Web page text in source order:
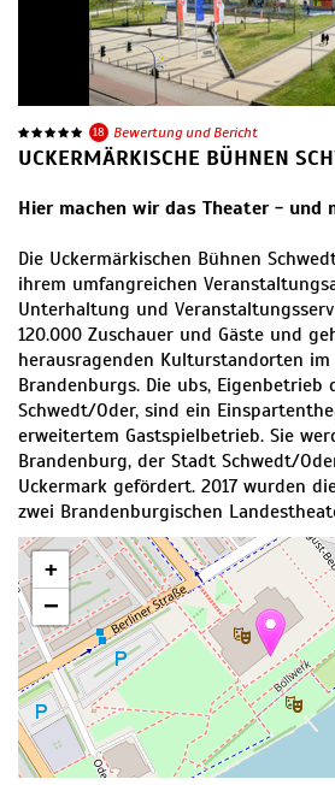
18 Bewertung und Bericht
UCKERMÄRKISCHE BÜHNEN
Hier machen wir das Theater - und
Die Uckermärkischen Bühnen
ihrem umfangreichen
Unterhaltung und
120.000 Zuschauer und Gäste und
herausragenden Kulturstandorten im
Brandenburgs. Die ubs, Eigenbetrieb
Schwedt/Oder, sind ein
erweitertem Gastspielbetrieb. Sie
Brandenburg, der Stadt Schwedt/
Uckermark gefördert. 2017 wurden
zwei Brandenburgischen
+
−